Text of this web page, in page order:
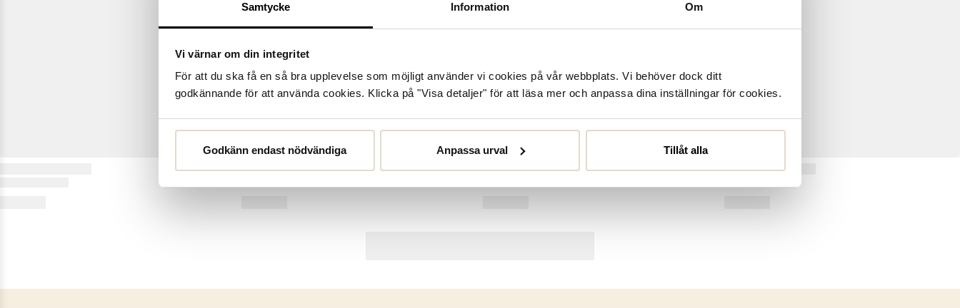
Samtycke Information Om
Vi värnar om din integritet
För att du ska få en så bra upplevelse som möjligt använder vi cookies på vår webbplats. Vi behöver dock ditt
godkännande för att använda cookies. Klicka på "Visa detaljer" för att läsa mer och anpassa dina inställningar för cookies.
Godkänn endast nödvändiga Anpassa urval Tillåt alla